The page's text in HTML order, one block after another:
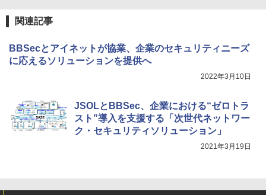
関連記事
BBSecとアイネットが協業、企業のセキュリティニーズ
に応えるソリューションを提供へ
2022年3月10日
JSOLとBBSec、企業における“ゼロトラ
スト”導入を支援する「次世代ネットワー
ク・セキュリティソリューション」
2021年3月19日